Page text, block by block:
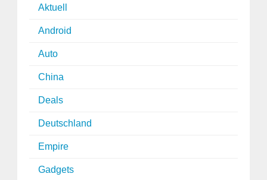
Aktuell
Android
Auto
China
Deals
Deutschland
Empire
Gadgets